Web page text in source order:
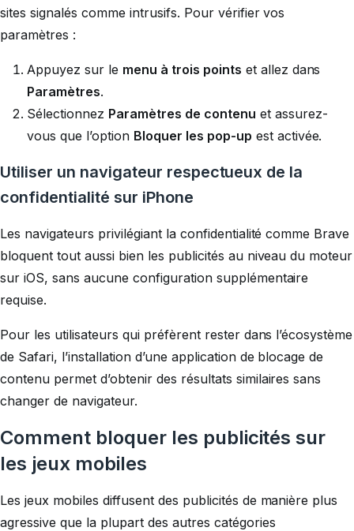
sites signalés comme intrusifs. Pour vérifier vos
paramètres :
Appuyez sur le menu à trois points et allez dans
Paramètres.
Sélectionnez Paramètres de contenu et assurez-
vous que l’option Bloquer les pop-up est activée.
Utiliser un navigateur respectueux de la
confidentialité sur iPhone
Les navigateurs privilégiant la confidentialité comme Brave
bloquent tout aussi bien les publicités au niveau du moteur
sur iOS, sans aucune configuration supplémentaire
requise.
Pour les utilisateurs qui préfèrent rester dans l’écosystème
de Safari, l’installation d’une application de blocage de
contenu permet d’obtenir des résultats similaires sans
changer de navigateur.
Comment bloquer les publicités sur
les jeux mobiles
Les jeux mobiles diffusent des publicités de manière plus
agressive que la plupart des autres catégories